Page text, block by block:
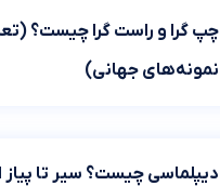
چپ گرا و راست گرا چیست؟
نمونه‌های جهانی)
دیپلماسی چیست؟ سیر تا پیاز